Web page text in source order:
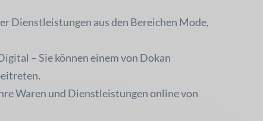
Dienstleistungen aus den Bereichen Mode,
– Sie können einem von Dokan
Waren und Dienstleistungen online von